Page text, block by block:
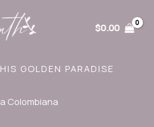
$0.00
GOLDEN PARADISE
Colombiana